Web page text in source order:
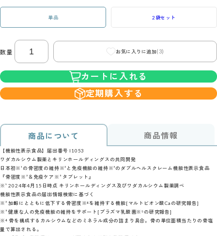
単品 2袋セット
数量 お気に入りに追加(3)
カートに入れる
定期購入する
商品について 商品情報
【機能性表示食品】届出番号 I1053
ワダカルシウム製薬とキリンホールディングスの共同開発
日本初※¹の骨密度の維持※²と免疫機能の維持※³のダブルヘルスクレーム機能性表示食品
『骨密度※²＆免疫ケア※³ タブレット』
※¹ 2024年4月15日時点 キリンホールディングス及びワダカルシウム製薬調べ
機能性表示食品の届出情報検索に基づく
※² 加齢にとともに低下する骨密度※⁴を維持する機能[マルトビオン酸Caの研究報告]
※³ 健康な人の免疫機能の維持をサポート[プラズマ乳酸菌※⁵の研究報告]
※⁴ 骨を構成するカルシウムなどのミネラル成分の詰まり具合。骨の単位面積当たりの骨塩
量で算出される。